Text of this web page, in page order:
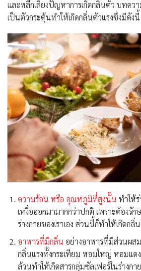
และหลีกเลี่ยงปัญหาการเกิดกลิ่นตัว บทคว
เป็นตัวกระตุ้นทำให้เกิดกลิ่นตัวแรงซึ่งมีดังนี้
ความร้อน หรือ อุณหภูมิที่สูงนั้น ทำให้
เหงื่อออกมามากกว่าปกติ เพราะต้องรั
ร่างกายของเราเอง ส่วนนี้ก็ทำให้เกิดก
อาหารที่มีกลิ่น อย่างอาหารที่มีส่วนผส
กลิ่นแรงทั้งกระเทียม หอมใหญ่ หอมแ
ล้วนทำให้เกิดสารกลุ่มซัลเฟอร์ในร่างก